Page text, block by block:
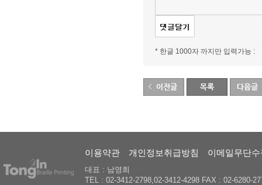
* 한글 1000자 까지만 입력가능 :
이용약관 개인정보취급방침 이메일무단
대표 : 남영희
TEL : 02-3412-2798,02-3412-4298 FAX : 02-6280-